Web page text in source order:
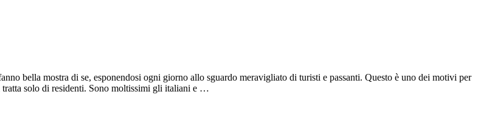
bella mostra di se, esponendosi ogni giorno allo sguardo meravigliato di turisti e passanti. Questo è uno dei motivi per
solo di residenti. Sono moltissimi gli italiani e …